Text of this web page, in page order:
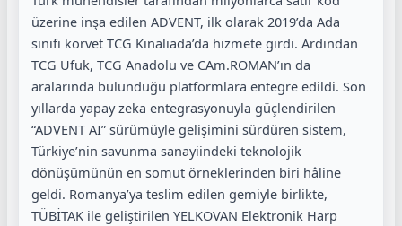
üzerine inşa edilen ADVENT, ilk olarak 2019’da Ada
sınıfı korvet TCG Kınalıada’da hizmete girdi. Ardından
TCG Ufuk, TCG Anadolu ve CAm.ROMAN’ın da
aralarında bulunduğu platformlara entegre edildi. Son
yıllarda yapay zeka entegrasyonuyla güçlendirilen
“ADVENT AI” sürümüyle gelişimini sürdüren sistem,
Türkiye’nin savunma sanayiindeki teknolojik
dönüşümünün en somut örneklerinden biri hâline
geldi. Romanya’ya teslim edilen gemiyle birlikte,
TÜBİTAK ile geliştirilen YELKOVAN Elektronik Harp